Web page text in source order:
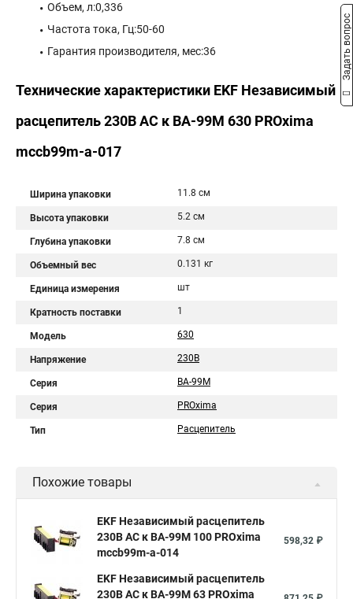
Объем, л:0,336
Частота тока, Гц:50-60
Гарантия производителя, мес:36
Технические характеристики EKF Независимый
расцепитель 230В АС к ВА-99М 630 PROxima
mccb99m-a-017
Ширина упаковки 11.8 см
Высота упаковки 5.2 см
Глубина упаковки 7.8 см
Объемный вес 0.131 кг
Единица измерения шт
Кратность поставки 1
Модель 630
Напряжение 230В
Серия ВА-99М
Серия PROxima
Тип Расцепитель
Похожие товары
EKF Независимый расцепитель
230В АС к ВА-99М 100 PROxima
mccb99m-a-014
598,32 ₽
EKF Независимый расцепитель
230В АС к ВА-99М 63 PROxima
Задать вопрос